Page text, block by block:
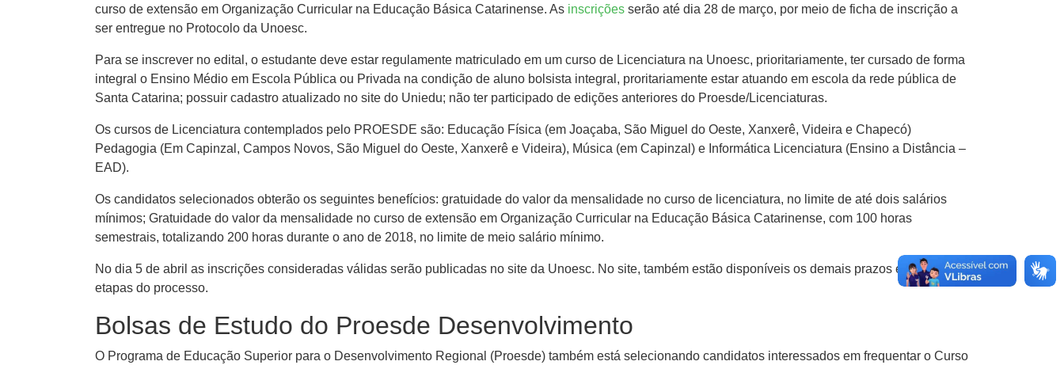
curso de extensão em Organização Curricular na Educação Básica Catarinense. As inscrições serão até dia 28 de março, por meio de ficha de inscrição a
ser entregue no Protocolo da Unoesc.
Para se inscrever no edital, o estudante deve estar regulamente matriculado em um curso de Licenciatura na Unoesc, prioritariamente, ter cursado de forma
integral o Ensino Médio em Escola Pública ou Privada na condição de aluno bolsista integral, proritariamente estar atuando em escola da rede pública de
Santa Catarina; possuir cadastro atualizado no site do Uniedu; não ter participado de edições anteriores do Proesde/Licenciaturas.
Os cursos de Licenciatura contemplados pelo PROESDE são: Educação Física (em Joaçaba, São Miguel do Oeste, Xanxerê, Videira e Chapecó)
Pedagogia (Em Capinzal, Campos Novos, São Miguel do Oeste, Xanxerê e Videira), Música (em Capinzal) e Informática Licenciatura (Ensino a Distância –
EAD).
Os candidatos selecionados obterão os seguintes benefícios: gratuidade do valor da mensalidade no curso de licenciatura, no limite de até dois salários
mínimos; Gratuidade do valor da mensalidade no curso de extensão em Organização Curricular na Educação Básica Catarinense, com 100 horas
semestrais, totalizando 200 horas durante o ano de 2018, no limite de meio salário mínimo.
No dia 5 de abril as inscrições consideradas válidas serão publicadas no site da Unoesc. No site, também estão disponíveis os demais prazos e todas as
etapas do processo.
Bolsas de Estudo do Proesde Desenvolvimento
O Programa de Educação Superior para o Desenvolvimento Regional (Proesde) também está selecionando candidatos interessados em frequentar o Curso